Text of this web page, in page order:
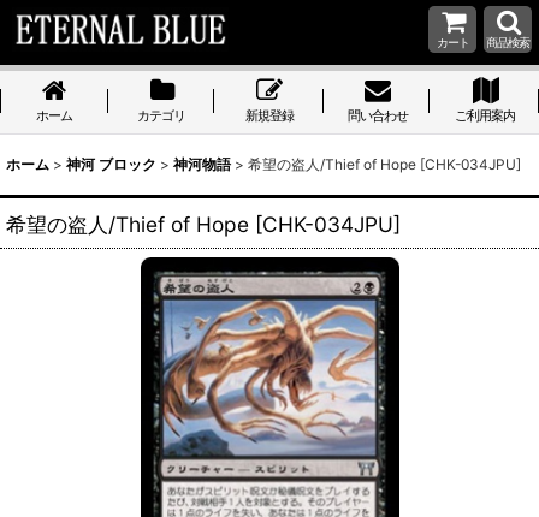
カート 商品検索
ホーム カテゴリ 新規登録 問い合わせ ご利用案内
ホーム > 神河 ブロック > 神河物語 > 希望の盗人/Thief of Hope [CHK-034JPU]
希望の盗人/Thief of Hope [CHK-034JPU]